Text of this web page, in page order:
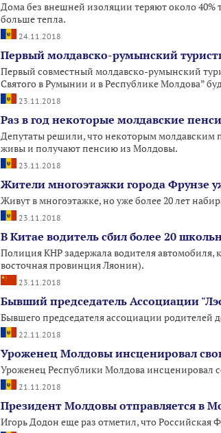
Дома без внешней изоляции теряют около 40%
больше тепла.
24.11.2018
Первый молдавско-румынский
Первый совместный молдавско-румынский
Святого в Румынии и в Республике Молдова”
23.11.2018
Раз в год некоторые молдавские
Депутаты решили, что некоторым молдавским
живы и получают пенсию из Молдовы.
23.11.2018
Жители многоэтажки города Фрунзе
Живут в многоэтажке, но уже более 20 лет
23.11.2018
В Китае водитель сбил более 20
Полиция КНР задержала водителя автомобиля,
восточная провинция Ляонин).
23.11.2018
Бывший председатель Ассоциации
Бывшего председателя ассоциации родителей
22.11.2018
Уроженец Молдовы инсценировал
Уроженец Республики Молдова инсценировал
21.11.2018
Президент Молдовы отправляется в
Игорь Додон еще раз отметил, что Российская